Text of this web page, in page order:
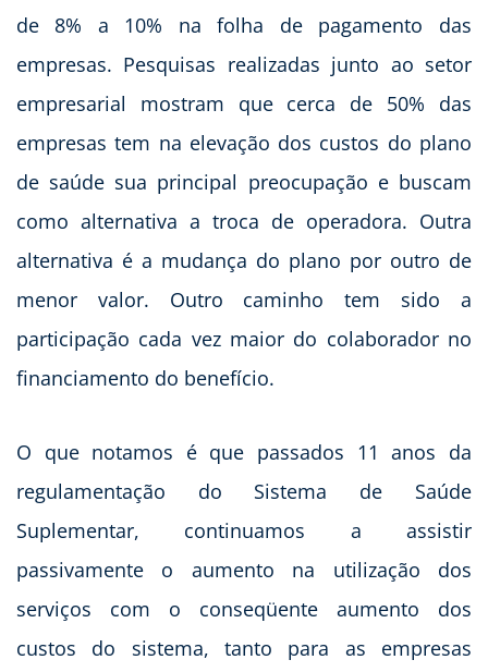
de 8% a 10% na folha de pagamento das
empresas. Pesquisas realizadas junto ao setor
empresarial mostram que cerca de 50% das
empresas tem na elevação dos custos do plano
de saúde sua principal preocupação e buscam
como alternativa a troca de operadora. Outra
alternativa é a mudança do plano por outro de
menor valor. Outro caminho tem sido a
participação cada vez maior do colaborador no
financiamento do benefício.
O que notamos é que passados 11 anos da
regulamentação do Sistema de Saúde
Suplementar, continuamos a assistir
passivamente o aumento na utilização dos
serviços com o conseqüente aumento dos
custos do sistema, tanto para as empresas